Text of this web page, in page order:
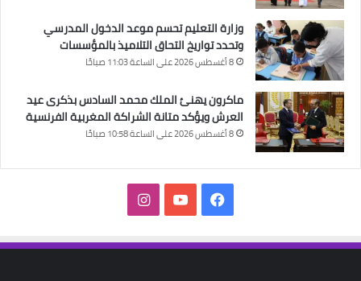
وزارة التعليم تحسم موعد الدخول المدرسي
وتحدد تواريخ التحاق التلاميذ بالمؤسسات
8 أغسطس 2026 على الساعة 11:03 صباحًا
ماكرون يهنئ الملك محمد السادس بذكرى عيد
العرش ويؤكد متانة الشراكة المغربية الفرنسية
8 أغسطس 2026 على الساعة 10:58 صباحًا
فيسبوك‫YouTubeانستقرام